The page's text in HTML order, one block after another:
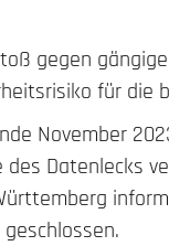
gegen
für die
November
Datenlecks